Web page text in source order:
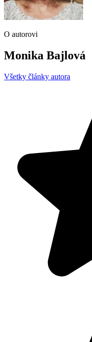
O autorovi
Monika Bajlová
Všetky články autora